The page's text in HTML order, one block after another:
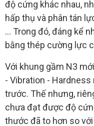
độ cứng khác nhau,
hấp thụ và phân tán
… Trong đó, đáng kể
bằng thép cường lực
Với khung gầm N3
- Vibration -
trước. Thế nhưng,
chưa đạt được độ
thước đã to hơn so